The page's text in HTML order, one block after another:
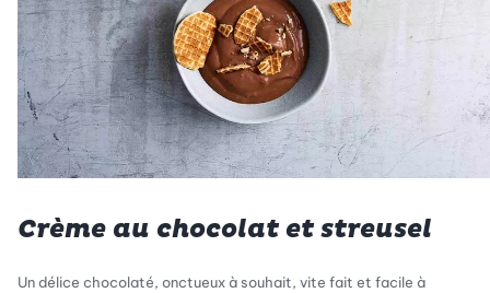
Crème au chocolat et streusel
Un délice chocolaté, onctueux à souhait, vite fait et facile à